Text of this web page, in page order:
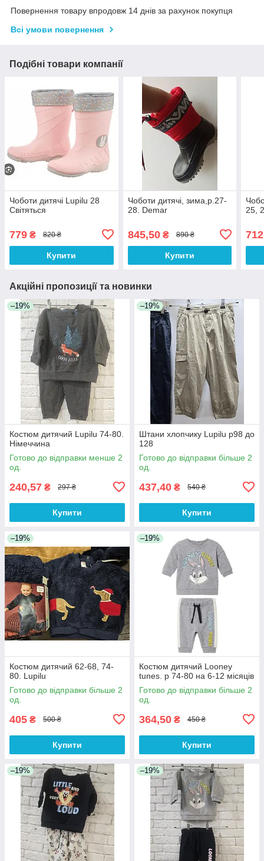
Повернення товару впродовж 14 днів за рахунок покупця
Всі умови повернення
Подібні товари компанії
Чоботи дитячі Lupilu 28
Світяться
779 ₴ 820 ₴
Купити
Чоботи дитячі, зима,р.27-
28. Demar
845,50₴ 890 ₴
Купити
25,
Акційні пропозиції та новинки
–19%
Костюм дитячий Lupilu 74-80.
Німеччина
Готово до відправки менше 2
од.
240,57 ₴ 297 ₴
Купити
–19%
Штани хлопчику Lupilu р98 до
128
Готово до відправки більше 2
од.
437,40 ₴ 540 ₴
Купити
–19%
Костюм дитячий 62-68, 74-
80. Lupilu
Готово до відправки більше 2
од.
405 ₴ 500 ₴
Купити
–19%
Костюм дитячий Looney
tunes. р 74-80 на 6-12 місяців
Готово до відправки більше 2
од.
364,50 ₴ 450 ₴
Купити
–19% –19%